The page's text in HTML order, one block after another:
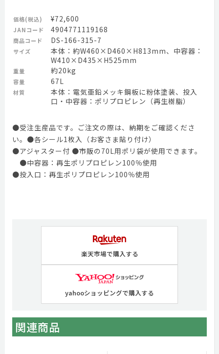
価格(税込) ¥72,600
JANコード 4904771119168
商品コード DS-166-315-7
サイズ
本体：約W460×D460×H813mm、中容器：
W410×D435×H525mm
重量 約20kg
容量 67L
材質
本体：電気亜鉛メッキ鋼板に粉体塗装、投入
口・中容器：ポリプロピレン（再生樹脂）
●受注生産品です。ご注文の際は、納期をご確認くださ
い。●各シール1枚入（お客さま貼り付け）
●アジャスター付 ●市販の70L用ポリ袋が使用できます。
●中容器：再生ポリプロピレン100％使用
●投入口：再生ポリプロピレン100％使用
楽天市場で購入する
yahooショッピングで購入する
関連商品